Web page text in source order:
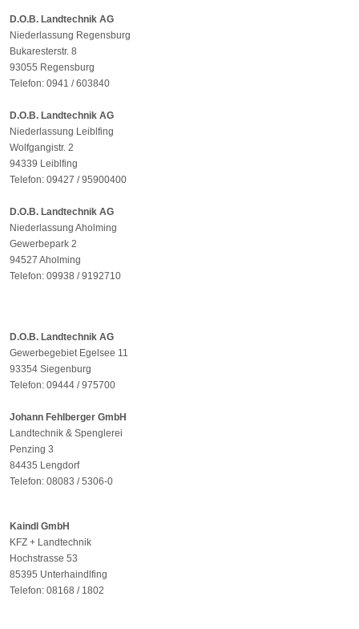
D.O.B. Landtechnik AG
Niederlassung Regensburg
Bukaresterstr. 8
93055 Regensburg
Telefon: 0941 / 603840
D.O.B. Landtechnik AG
Niederlassung Leiblfing
Wolfgangistr. 2
94339 Leiblfing
Telefon: 09427 / 95900400
D.O.B. Landtechnik AG
Niederlassung Aholming
Gewerbepark 2
94527 Aholming
Telefon: 09938 / 9192710
D.O.B. Landtechnik AG
Gewerbegebiet Egelsee 11
93354 Siegenburg
Telefon: 09444 / 975700
Johann Fehlberger GmbH
Landtechnik & Spenglerei
Penzing 3
84435 Lengdorf
Telefon: 08083 / 5306-0
Kaindl GmbH
KFZ + Landtechnik
Hochstrasse 53
85395 Unterhaindlfing
Telefon: 08168 / 1802